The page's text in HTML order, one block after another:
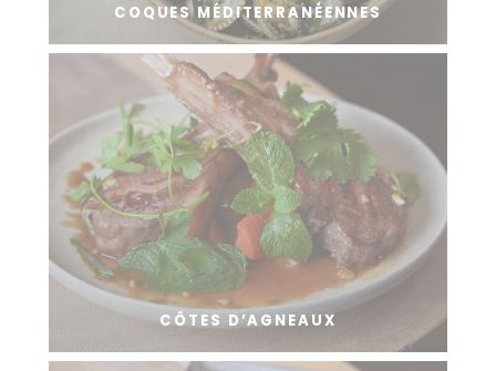
COQUES MÉDITERRANÉENNES
CÔTES D’AGNEAUX